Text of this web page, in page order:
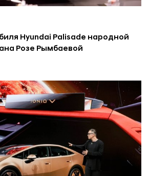
Hyundai Palisade народной
Розе Рымбаевой